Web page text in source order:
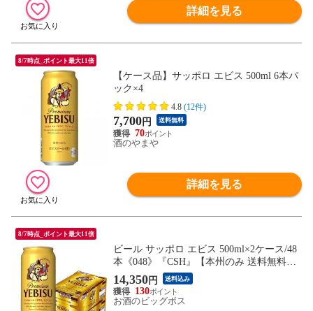
詳細を見る
8/7時点_ポイント最大11倍
【ケース品】サッポロ エビス 500ml 6本パ
ック×4
4.8 (12件)
7,700円 送料無料
70
酒のやまや
詳細を見る
8/7時点_ポイント最大11倍
ビール サッポロ エビス 500ml×2ケース/48
本《048》『CSH』【本州のみ 送料無料】
ヱビス
14,350円 送料込み
130
お酒のビッグボス